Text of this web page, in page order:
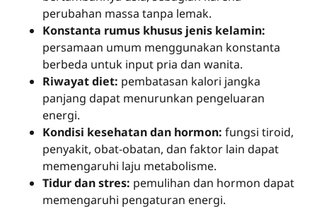
perubahan massa tanpa lemak.
Konstanta rumus khusus jenis kelamin:
persamaan umum menggunakan konstanta
berbeda untuk input pria dan wanita.
Riwayat diet: pembatasan kalori jangka
panjang dapat menurunkan pengeluaran
energi.
Kondisi kesehatan dan hormon: fungsi tiroid,
penyakit, obat-obatan, dan faktor lain dapat
memengaruhi laju metabolisme.
Tidur dan stres: pemulihan dan hormon dapat
memengaruhi pengaturan energi.